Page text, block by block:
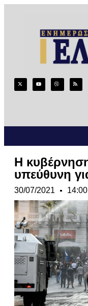
Η
υπεύθυνη
30/07/2021 14:00